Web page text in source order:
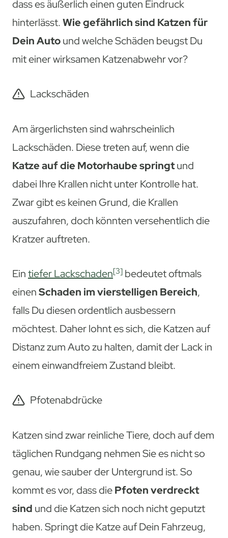
dass es äußerlich einen guten Eindruck
hinterlässt.Wie gefährlich sind Katzen für
Dein Autound welche Schäden beugst Du
mit einer wirksamen Katzenabwehr vor?
Lackschäden
Am ärgerlichsten sind wahrscheinlich
Lackschäden. Diese treten auf, wenn die
Katze auf die Motorhaube springtund
dabei Ihre Krallen nicht unter Kontrolle hat.
Zwar gibt es keinen Grund, die Krallen
auszufahren, doch könnten versehentlich die
Kratzer auftreten.
Eintiefer Lackschaden[3] bedeutet oftmals
einenSchaden im vierstelligen Bereich,
falls Du diesen ordentlich ausbessern
möchtest. Daher lohnt es sich, die Katzen auf
Distanz zum Auto zu halten, damit der Lack in
einem einwandfreiem Zustand bleibt.
Pfotenabdrücke
Katzen sind zwar reinliche Tiere, doch auf dem
täglichen Rundgang nehmen Sie es nicht so
genau, wie sauber der Untergrund ist. So
kommt es vor, dass diePfoten verdreckt
sind und die Katzen sich noch nicht geputzt
haben. Springt die Katze auf Dein Fahrzeug,